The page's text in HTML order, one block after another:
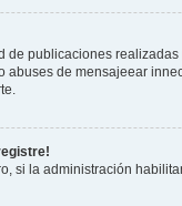
publicaciones
de mensajeear
si la administración